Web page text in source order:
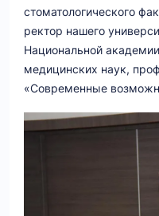
стоматологического
ректор нашего
Национальной
медицинских наук,
«Современные